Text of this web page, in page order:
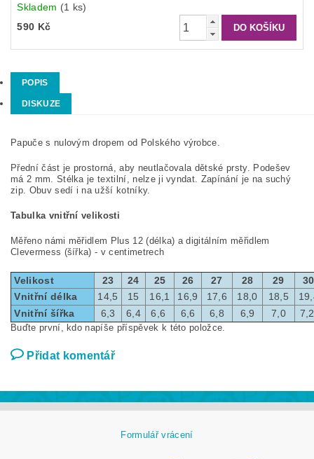
Skladem (1 ks)
590 Kč
POPIS
DISKUZE
Papuče s nulovým dropem od Polského výrobce.
Přední část je prostorná, aby neutlačovala dětské prsty. Podešev
má 2 mm. Stélka je textilní, nelze ji vyndat. Zapínání je na suchý
zip. Obuv sedí i na užší kotníky.
Tabulka vnitřní velikosti
Měřeno námi měřidlem Plus 12 (délka) a digitálním měřidlem
Clevermess (šířka) - v centimetrech
Velikost 23 24 25 26 27 28 29
30
Vnitřní délka
14,5 15 16,1 16,9 17,6 18,0 18,5
Vnitřní šířka
6,3 6,4 6,6 6,6 6,8 6,9 7,0
Buďte první, kdo napíše příspěvek k této položce.
Přidat komentář
Formulář vrácení